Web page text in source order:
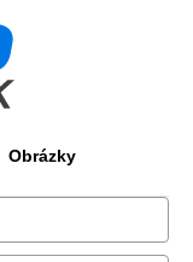
Obrázky